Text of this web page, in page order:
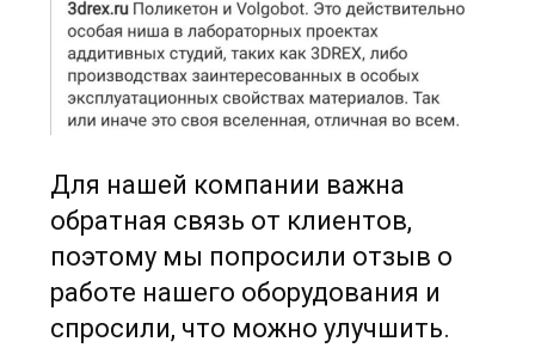
Для нашей компании важна
обратная связь от клиентов,
поэтому мы попросили отзыв о
работе нашего оборудования и
спросили, что можно улучшить.